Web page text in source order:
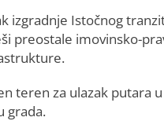
izgradnje Istočnog
preostale imovinsko-
teren za ulazak putara
grada.